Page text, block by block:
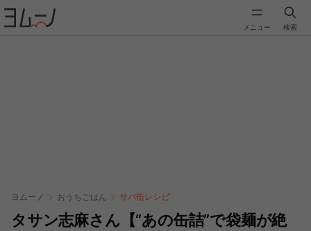
メニュー 検索
ヨムーノ おうちごはん サバ缶レシピ
タサン志麻さん【“あの缶詰”で袋麺が絶